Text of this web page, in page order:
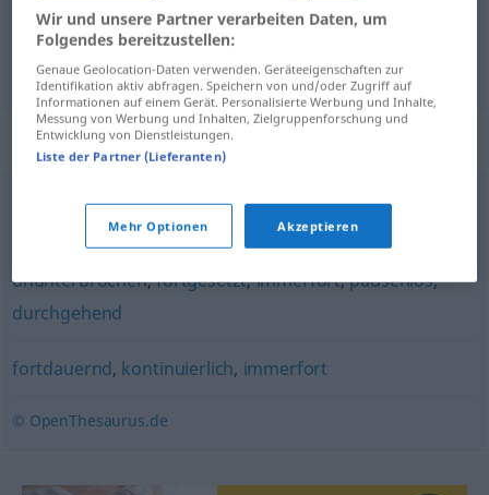
bieżący fortlaufendNummerierung
dalszym ciągu fortlaufend PRÄD
Synonyme für "fortlaufend"
andauernd (ugs.),ständig (ugs.),
ununterbrochen,fortgesetzt,immerfort,pausenlos,
durchgehend
fortdauernd, kontinuierlich, immerfort
© OpenThesaurus.de
Wir und unsere Partner verarbeiten Daten, um
Folgendes bereitzustellen:
Genaue Geolocation-Daten verwenden. Geräteeigenschaften zur
Identifikation aktiv abfragen. Speichern von und/oder Zugriff auf
Informationen auf einem Gerät. Personalisierte Werbung und Inhalte,
Messung von Werbung und Inhalten, Zielgruppenforschung und
Entwicklung von Dienstleistungen.
Liste der Partner (Lieferanten)
Mehr Optionen Akzeptieren